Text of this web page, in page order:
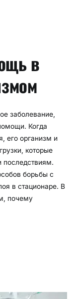
в
заболевание,
Когда
его организм и
которые
последствиям.
борьбы с
в стационаре. В
почему